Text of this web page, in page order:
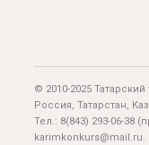
© 2010-2025
Россия, Татарстан,
Тел.: 8(843) 293-06-38
karimkonkurs@mail.ru.